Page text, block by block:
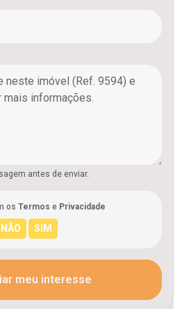
antes de enviar.
os Termos e Privacidade
meu interesse